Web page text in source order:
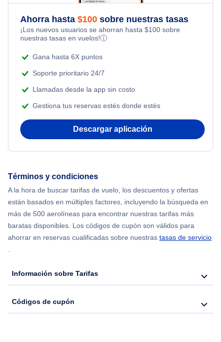
Flights Under $49
Flights Under $99
Flights Under $199
Flights from Toronto to Shanghai
Flights from Nueva York to Tel Aviv
Flights from Nueva York to Atenas
Flights from Shanghai to Nueva York
Flights from Delhi to Nueva York
Flights from Chicago to Delhi
Flights from Nueva York to Seúl
Flights from Nueva York to Barcelona
Honeymoon Vacations
Romantic Vacations
Adventure Vacations
Ahorra hasta $100 sobre nuestras tasas
¡Los nuevos usuarios se ahorran hasta $100 sobre
nuestras tasas en vuelos!ⓘ
Gana hasta 6X puntos
Soporte prioritario 24/7
Llamadas desde la app sin costo
Gestiona tus reservas estés donde estés
Descargar aplicación
Términos y condiciones
A la hora de buscar tarifas de vuelo, los descuentos y ofertas
están basados en múltiples factores, incluyendo la búsqueda en
más de 500 aerolíneas para encontrar nuestras tarifas más
baratas disponibles. Los códigos de cupón son válidos para
ahorrar en reservas cualificadas sobre nuestras tasas de servicio
.
Información sobre Tarifas
Códigos de cupón